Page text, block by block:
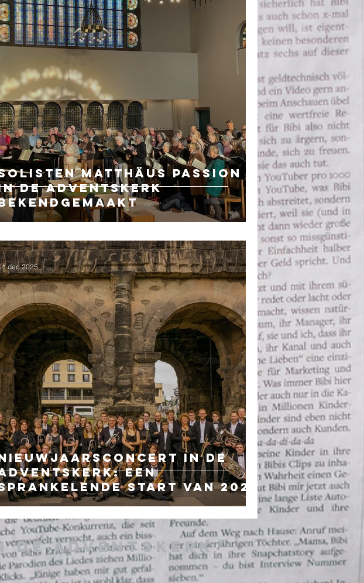
Matthäus Passion
de Adventskerk
in de
een
start van 2026
dec 2025
de Adventskerk